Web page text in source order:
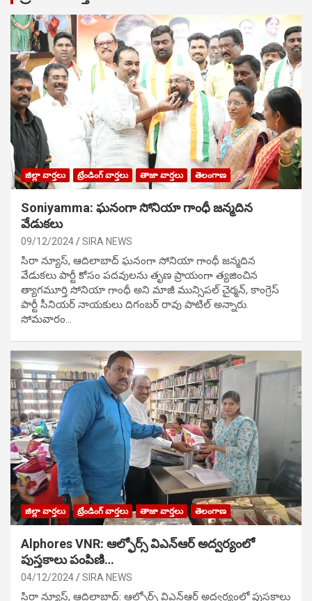
జిల్లా వార్తలు ట్రేండింగ్ వార్తలు తాజా వార్తలు తెలంగాణ
Soniyamma: ఘ‌నంగా సోనియా గాంధీ జ‌న్మ‌దిన
వేడుక‌లు
09/12/2024 SIRA NEWS
సిరా న్యూస్, ఆదిలాబాద్ ఘ‌నంగా సోనియా గాంధీ జ‌న్మ‌దిన
వేడుక‌లు పార్టీ కోసం ప‌ద‌వుల‌ను తృణ ప్రాయంగా త్య‌జించిన
త్యాగమూర్తి సోనియా గాంధీ అని మాజీ మున్సిప‌ల్ చైర్మ‌న్, కాంగ్రెస్
పార్టీ సీనియ‌ర్ నాయ‌కులు దిగంబ‌ర్ రావు పాటిల్ అన్నారు.
సోమవారం…
జిల్లా వార్తలు ట్రేండింగ్ వార్తలు తాజా వార్తలు తెలంగాణ
Alphores VNR: ఆల్ఫోర్స్ విఎన్ఆర్ అద్వర్యంలో
పుస్తకాలు పంపిణి…
04/12/2024 SIRA NEWS
సిరా న్యూస్, ఆదిలాబాద్: ఆల్ఫోర్స్ విఎన్ఆర్ అద్వర్యంలో పుస్తకాలు